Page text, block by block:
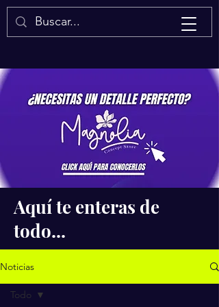
Isaac Quintal
Aquí te enteras de
todo...
Noticias
Todo